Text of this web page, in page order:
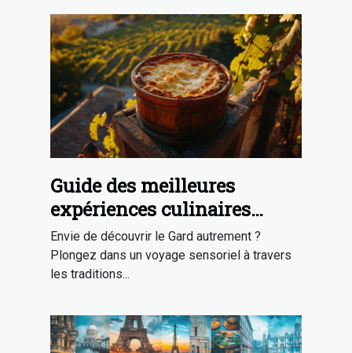
Guide des meilleures
expériences culinaires
traditionnelles dans le Gard
Envie de découvrir le Gard autrement ?
Plongez dans un voyage sensoriel à travers
les traditions...